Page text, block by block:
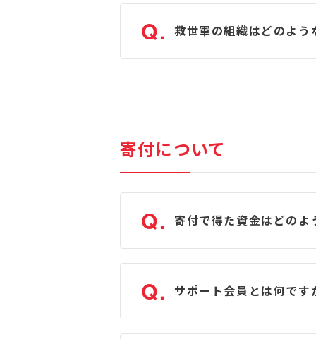
Q. 救世軍の組織はどのよ
寄付について
Q. 寄付で得た資金はどの
Q. サポート会員とは何で